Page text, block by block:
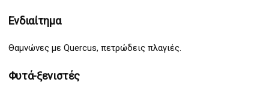
Ενδιαίτημα
Θαμνώνες με Quercus, πετρώδεις πλαγιές.
Φυτά-ξενιστές